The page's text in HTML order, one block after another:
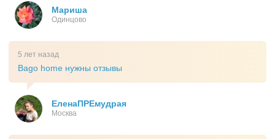
Мариша
Одинцово
5 лет назад
Bago home нужны отзывы
ЕленаПРЕмудрая
Москва